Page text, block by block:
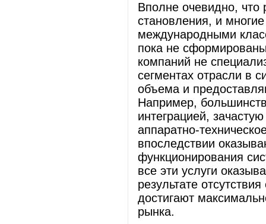
Вполне очевидно, что
становления, и
международными
пока не
компаний не
сегментах отрасли в
объема и
Например,
интеграцией,
аппаратно-
впоследствии
функционирования
все эти услуги
результате
достигают
рынка.